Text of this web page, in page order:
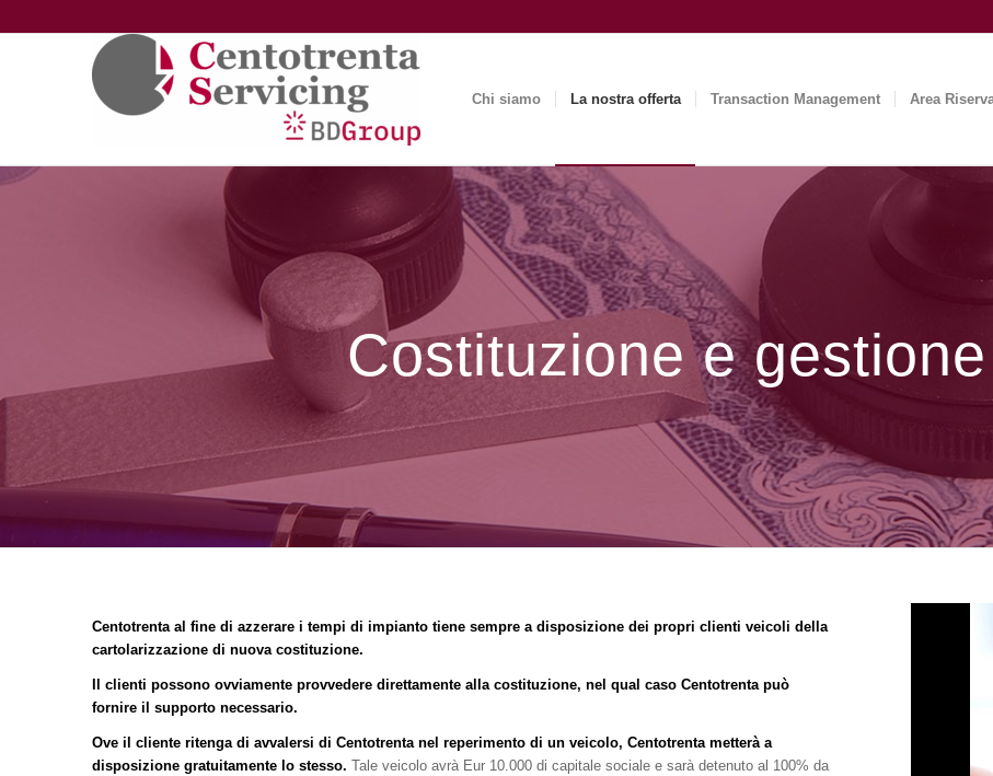
Chi siamo La nostra offerta Transaction Management Area
Costituzione e
Centotrenta al fine di azzerare i tempi di impianto tiene sempre a disposizione dei propri clienti veicoli della
cartolarizzazione di nuova costituzione.
Il clienti possono ovviamente provvedere direttamente alla costituzione, nel qual caso Centotrenta può
fornire il supporto necessario.
Ove il cliente ritenga di avvalersi di Centotrenta nel reperimento di un veicolo, Centotrenta metterà a
disposizione gratuitamente lo stesso. Tale veicolo avrà Eur 10.000 di capitale sociale e sarà detenuto al 100% da